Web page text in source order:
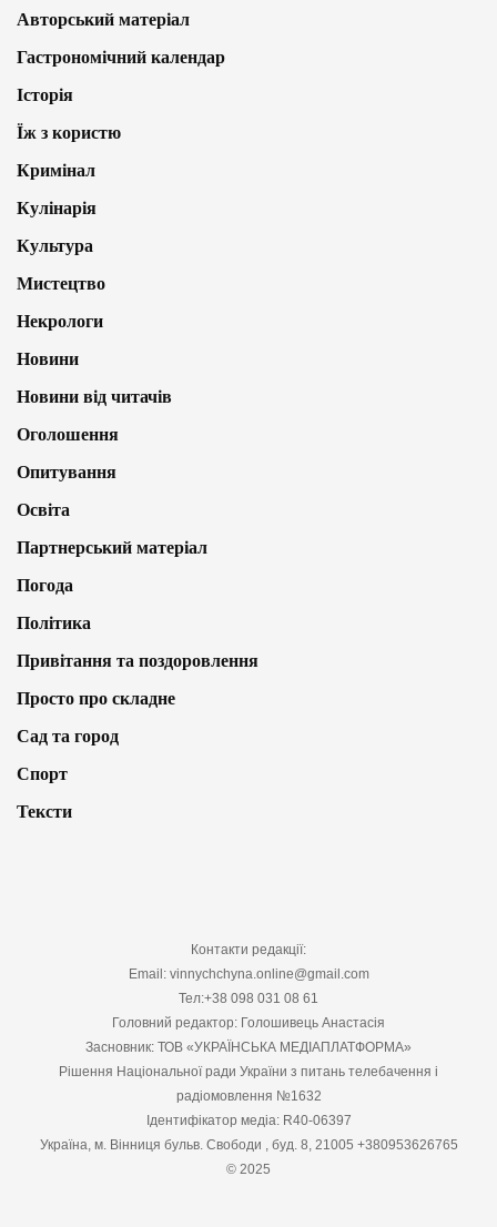
Авторський матеріал
Гастрономічний календар
Історія
Їж з користю
Кримінал
Кулінарія
Культура
Мистецтво
Некрологи
Новини
Новини від читачів
Оголошення
Опитування
Освіта
Партнерський матеріал
Погода
Політика
Привітання та поздоровлення
Просто про складне
Сад та город
Спорт
Тексти
Контакти редакції:
Email: vinnychchyna.online@gmail.com
Тел:+38 098 031 08 61
Головний редактор: Голошивець Анастасія
Засновник: ТОВ «УКРАЇНСЬКА МЕДІАПЛАТФОРМА»
Рішення Національної ради України з питань телебачення і
радіомовлення №1632
Ідентифікатор медіа: R40-06397
Україна, м. Вінниця бульв. Свободи , буд. 8, 21005 +380953626765
© 2025